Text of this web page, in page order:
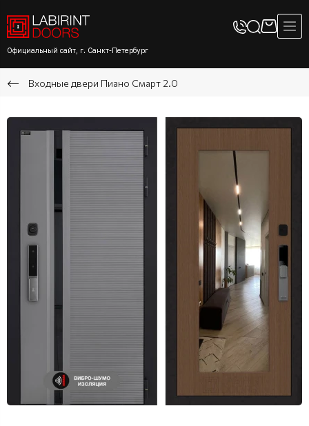
Официальный сайт, г. Санкт-Петербург
Входные двери Пиано Смарт 2.0